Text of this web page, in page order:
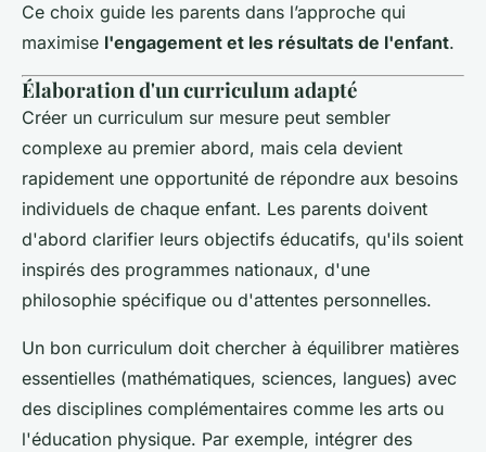
Ce choix guide les parents dans l’approche qui
maximise l'engagement et les résultats de l'enfant.
Élaboration d'un curriculum adapté
Créer un curriculum sur mesure peut sembler
complexe au premier abord, mais cela devient
rapidement une opportunité de répondre aux besoins
individuels de chaque enfant. Les parents doivent
d'abord clarifier leurs objectifs éducatifs, qu'ils soient
inspirés des programmes nationaux, d'une
philosophie spécifique ou d'attentes personnelles.
Un bon curriculum doit chercher à équilibrer matières
essentielles (mathématiques, sciences, langues) avec
des disciplines complémentaires comme les arts ou
l'éducation physique. Par exemple, intégrer des